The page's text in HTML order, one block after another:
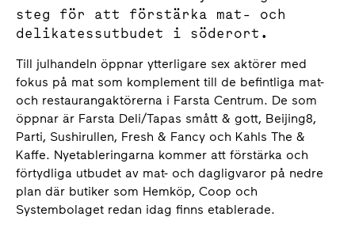
steg för att förstärka mat- och
delikatessutbudet i söderort.
Till julhandeln öppnar ytterligare sex aktörer med
fokus på mat som komplement till de befintliga mat-
och restaurangaktörerna i Farsta Centrum. De som
öppnar är Farsta Deli/Tapas smått & gott, Beijing8,
Parti, Sushirullen, Fresh & Fancy och Kahls The &
Kaffe. Nyetableringarna kommer att förstärka och
förtydliga utbudet av mat- och dagligvaror på nedre
plan där butiker som Hemköp, Coop och
Systembolaget redan idag finns etablerade.